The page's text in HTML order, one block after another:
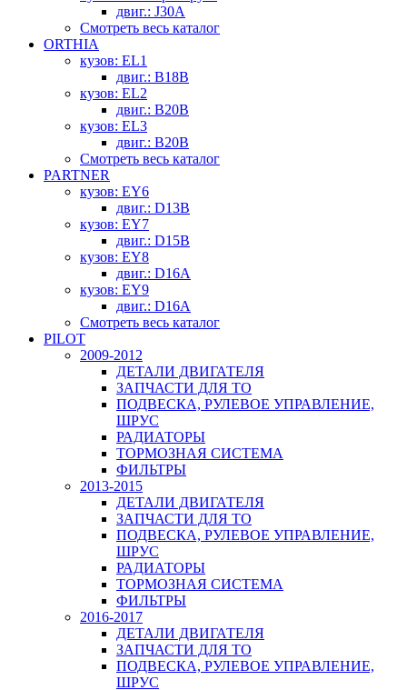
двиг.: J30A
Смотреть весь каталог
ORTHIA
кузов: EL1
двиг.: B18B
кузов: EL2
двиг.: B20B
кузов: EL3
двиг.: B20B
Смотреть весь каталог
PARTNER
кузов: EY6
двиг.: D13B
кузов: EY7
двиг.: D15B
кузов: EY8
двиг.: D16A
кузов: EY9
двиг.: D16A
Смотреть весь каталог
PILOT
2009-2012
ДЕТАЛИ ДВИГАТЕЛЯ
ЗАПЧАСТИ ДЛЯ ТО
ПОДВЕСКА, РУЛЕВОЕ УПРАВЛЕНИЕ,
ШРУС
РАДИАТОРЫ
ТОРМОЗНАЯ СИСТЕМА
ФИЛЬТРЫ
2013-2015
ДЕТАЛИ ДВИГАТЕЛЯ
ЗАПЧАСТИ ДЛЯ ТО
ПОДВЕСКА, РУЛЕВОЕ УПРАВЛЕНИЕ,
ШРУС
РАДИАТОРЫ
ТОРМОЗНАЯ СИСТЕМА
ФИЛЬТРЫ
2016-2017
ДЕТАЛИ ДВИГАТЕЛЯ
ЗАПЧАСТИ ДЛЯ ТО
ПОДВЕСКА, РУЛЕВОЕ УПРАВЛЕНИЕ,
ШРУС